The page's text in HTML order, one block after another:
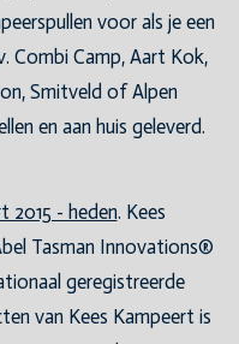
voor als je een
Combi Camp, Aart Kok,
Smitveld of Alpen
en aan huis geleverd.
2015 - heden. Kees
Tasman Innovations®
geregistreerde
van Kees Kampeert is